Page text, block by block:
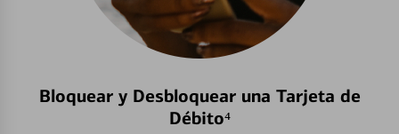
Bloquear y Desbloquear una Tarjeta de
Débito⁴